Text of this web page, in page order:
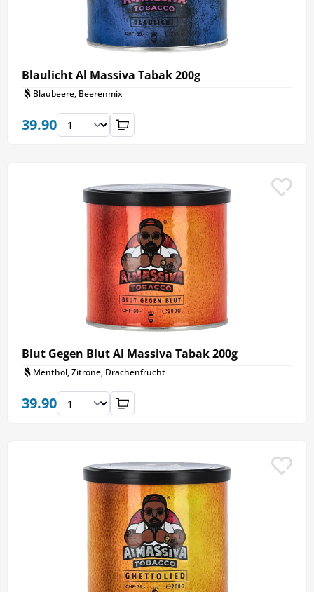
Blaulicht Al Massiva Tabak 200g
Blaubeere, Beerenmix
39.90
Blut Gegen Blut Al Massiva Tabak 200g
Menthol, Zitrone, Drachenfrucht
39.90